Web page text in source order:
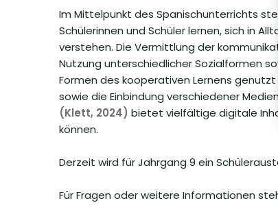
Im Mittelpunkt des Spanischunterrichts
Schülerinnen und Schüler lernen, sich in
verstehen. Die Vermittlung der
Nutzung unterschiedlicher Sozialformen
Formen des kooperativen Lernens
sowie die Einbindung verschiedener
(Klett, 2024) bietet vielfältige digitale
können.
Derzeit wird für Jahrgang 9 ein
Für Fragen oder weitere Informationen